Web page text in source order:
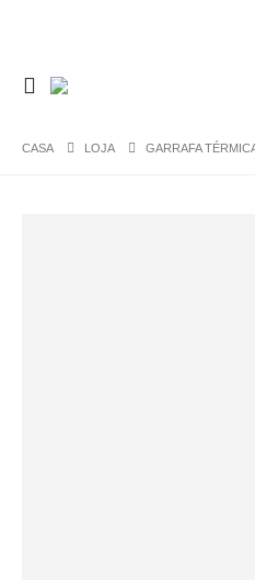
CASA LOJA GARRAFA